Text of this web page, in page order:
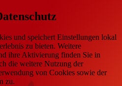
und speichert Einstellungen lokal
zu bieten. Weitere
ihre Aktivierung finden Sie in
die weitere Nutzung der
von Cookies sowie der
zu.